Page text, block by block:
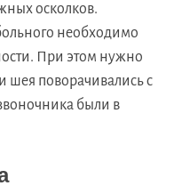
осколков.
необходимо
При этом нужно
шея поворачивались с
были в